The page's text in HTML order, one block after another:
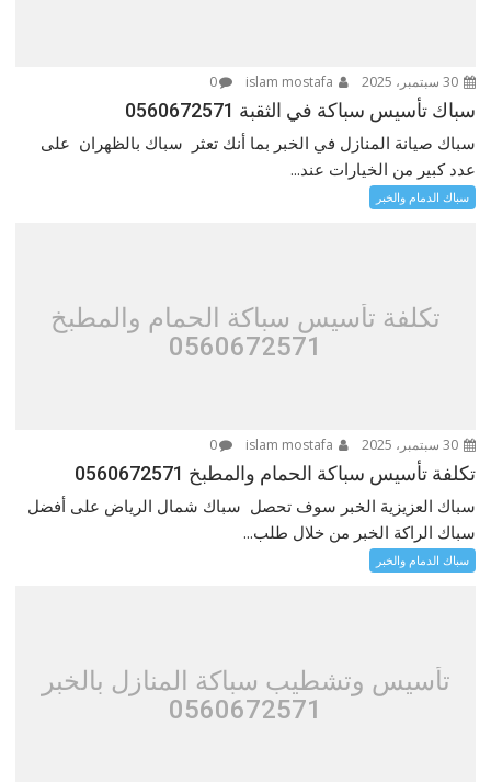
30 سبتمبر، 2025 0
سباك تأسيس سباكة في الثقبة 0560672571
سباك صيانة المنازل في الخبر بما أنك تعثر سباك بالظهران على
عدد كبير من الخيارات عند...
سباك الدمام والخبر
تكلفة تأسيس سباكة الحمام والمطبخ
0560672571
30 سبتمبر، 2025 0
تكلفة تأسيس سباكة الحمام والمطبخ 0560672571
سباك العزيزية الخبر سوف تحصل سباك شمال الرياض على أفضل
سباك الراكة الخبر من خلال طلب...
سباك الدمام والخبر
تأسيس وتشطيب سباكة المنازل بالخبر
0560672571